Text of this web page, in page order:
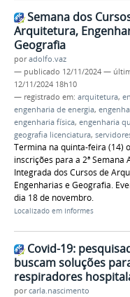
Semana dos
Arquitetura,
Geografia
poradolfo.vaz
— publicado 12/11/2024 —
12/11/2024 18h10
— registrado em: arquitetura,
engenharia de energia,
engenharia física, engenharia
geografia licenciatura,
Termina na quinta-feira (14)
inscrições para a 2ª Semana
Integrada dos Cursos de
Engenharias e Geografia.
dia 18 de novembro.
Localizado em Informes
Covid-19:
buscam soluções
respiradores
porcarla.nascimento